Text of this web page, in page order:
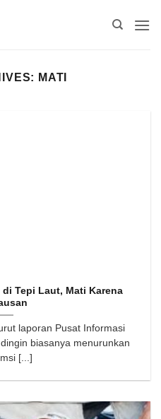
MATI
Tepi Laut, Mati Karena
laporan Pusat Informasi
biasanya menurunkan
[...]